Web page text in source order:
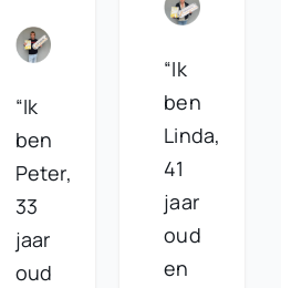
“Ik
ben
Peter,
33
jaar
oud
“Ik
ben
Linda,
41
jaar
oud
en